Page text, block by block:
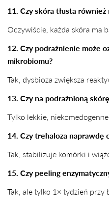
11. Czy skóra tłusta
Oczywiście, każda skóra ma
12. Czy podrażnienie może
mikrobiomu?
Tak, dysbioza zwiększa
13. Czy na podrażnioną
Tylko lekkie, niekomedogenne
14. Czy trehaloza naprawdę
Tak, stabilizuje komórki i
15. Czy peeling
Tak, ale tylko 1× tydzień przy